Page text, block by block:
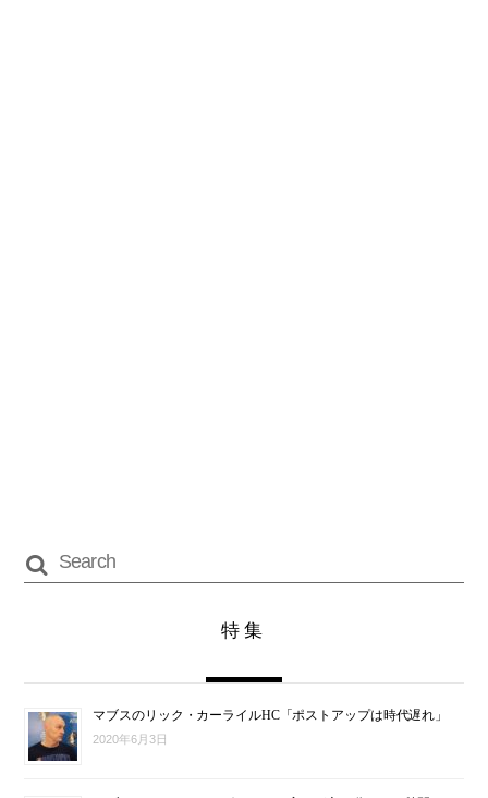
特集
マブスのリック・カーライルHC「ポストアップは時代遅れ」
2020年6月3日